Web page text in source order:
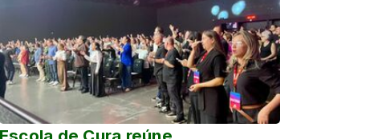
Escola de Cura reúne